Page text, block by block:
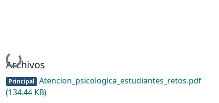
Cargando...
Archivos
Principal Atencion_psicologica_estudiantes_retos.pdf
(134.44 KB)